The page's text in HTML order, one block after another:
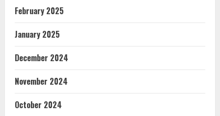
February 2025
January 2025
December 2024
November 2024
October 2024